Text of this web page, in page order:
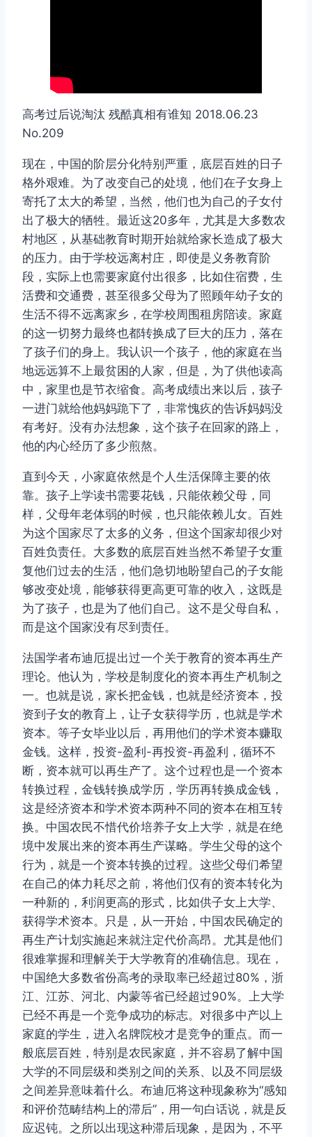
高考过后说淘汰 残酷真相有谁知 2018.06.23
No.209
现在，中国的阶层分化特别严重，底层百姓的日子
格外艰难。为了改变自己的处境，他们在子女身上
寄托了太大的希望，当然，他们也为自己的子女付
出了极大的牺牲。最近这20多年，尤其是大多数农
村地区，从基础教育时期开始就给家长造成了极大
的压力。由于学校远离村庄，即使是义务教育阶
段，实际上也需要家庭付出很多，比如住宿费，生
活费和交通费，甚至很多父母为了照顾年幼子女的
生活不得不远离家乡，在学校周围租房陪读。家庭
的这一切努力最终也都转换成了巨大的压力，落在
了孩子们的身上。我认识一个孩子，他的家庭在当
地远远算不上最贫困的人家，但是，为了供他读高
中，家里也是节衣缩食。高考成绩出来以后，孩子
一进门就给他妈妈跪下了，非常愧疚的告诉妈妈没
有考好。没有办法想象，这个孩子在回家的路上，
他的内心经历了多少煎熬。
直到今天，小家庭依然是个人生活保障主要的依
靠。孩子上学读书需要花钱，只能依赖父母，同
样，父母年老体弱的时候，也只能依赖儿女。百姓
为这个国家尽了太多的义务，但这个国家却很少对
百姓负责任。大多数的底层百姓当然不希望子女重
复他们过去的生活，他们急切地盼望自己的子女能
够改变处境，能够获得更高更可靠的收入，这既是
为了孩子，也是为了他们自己。这不是父母自私，
而是这个国家没有尽到责任。
法国学者布迪厄提出过一个关于教育的资本再生产
理论。他认为，学校是制度化的资本再生产机制之
一。也就是说，家长把金钱，也就是经济资本，投
资到子女的教育上，让子女获得学历，也就是学术
资本。等子女毕业以后，再用他们的学术资本赚取
金钱。这样，投资-盈利-再投资-再盈利，循环不
断，资本就可以再生产了。这个过程也是一个资本
转换过程，金钱转换成学历，学历再转换成金钱，
这是经济资本和学术资本两种不同的资本在相互转
换。中国农民不惜代价培养子女上大学，就是在绝
境中发展出来的资本再生产谋略。学生父母的这个
行为，就是一个资本转换的过程。这些父母们希望
在自己的体力耗尽之前，将他们仅有的资本转化为
一种新的，利润更高的形式，比如供子女上大学、
获得学术资本。只是，从一开始，中国农民确定的
再生产计划实施起来就注定代价高昂。尤其是他们
很难掌握和理解关于大学教育的准确信息。现在，
中国绝大多数省份高考的录取率已经超过80%，浙
江、江苏、河北、内蒙等省已经超过90%。上大学
已经不再是一个竞争成功的标志。对很多中产以上
家庭的学生，进入名牌院校才是竞争的重点。而一
般底层百姓，特别是农民家庭，并不容易了解中国
大学的不同层级和类别之间的关系、以及不同层级
之间差异意味着什么。布迪厄将这种现象称为“感知
和评价范畴结构上的滞后”，用一句白话说，就是反
应迟钝。之所以出现这种滞后现象，是因为，不平